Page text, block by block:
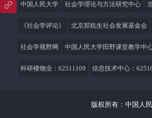
中国人民大学 社会学理论与方法研究中心
《社会学评论》 北京郑杭生社会发展基金会
社会学视野网 中国人民大学田野课堂教学中
科研楼物业：62511109 信息技术中心：
版权所有：中国人